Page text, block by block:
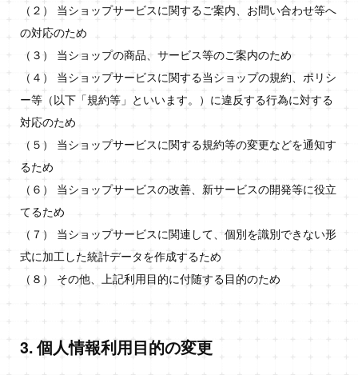
（２） 当ショップサービスに関するご案内、お問い合わせ等へ
の対応のため
（３） 当ショップの商品、サービス等のご案内のため
（４） 当ショップサービスに関する当ショップの規約、ポリシ
ー等（以下「規約等」といいます。）に違反する行為に対する
対応のため
（５） 当ショップサービスに関する規約等の変更などを通知す
るため
（６） 当ショップサービスの改善、新サービスの開発等に役立
てるため
（７） 当ショップサービスに関連して、個別を識別できない形
式に加工した統計データを作成するため
（８） その他、上記利用目的に付随する目的のため
3. 個人情報利用目的の変更